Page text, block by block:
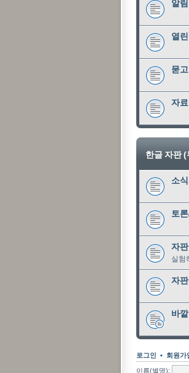
알림
열
묻고
자료
한글 자판
소
토
자
실험
자
바
로그인 • 회원가
이름(별명):